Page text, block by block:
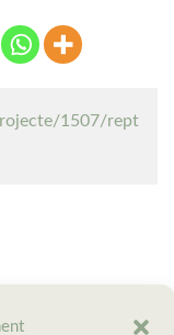
1507/rept